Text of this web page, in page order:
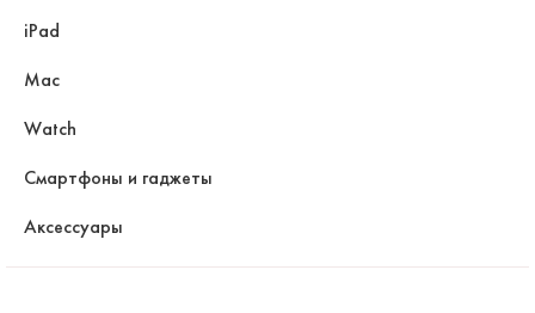
iPad
Mac
Watch
Смартфоны и гаджеты
Аксессуары